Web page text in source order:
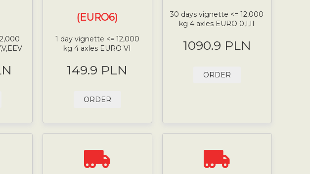
(EURO6)
1 day vignette <= 12,000
kg 4 axles EURO VI
149.9 PLN
ORDER
30 days vignette <= 12,000
kg 4 axles EURO 0,I,II
1090.9 PLN
ORDER